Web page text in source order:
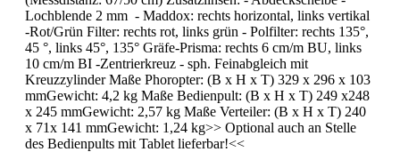
Lochblende 2 mm - Maddox: rechts horizontal, links vertikal
-Rot/Grün Filter: rechts rot, links grün - Polfilter: rechts 135°,
45 °, links 45°, 135° Gräfe-Prisma: rechts 6 cm/m BU, links
10 cm/m BI -Zentrierkreuz - sph. Feinabgleich mit
Kreuzzylinder Maße Phoropter: (B x H x T) 329 x 296 x 103
mmGewicht: 4,2 kg Maße Bedienpult: (B x H x T) 249 x248
x 245 mmGewicht: 2,57 kg Maße Verteiler: (B x H x T) 240
x 71x 141 mmGewicht: 1,24 kg>> Optional auch an Stelle
des Bedienpults mit Tablet lieferbar!<<